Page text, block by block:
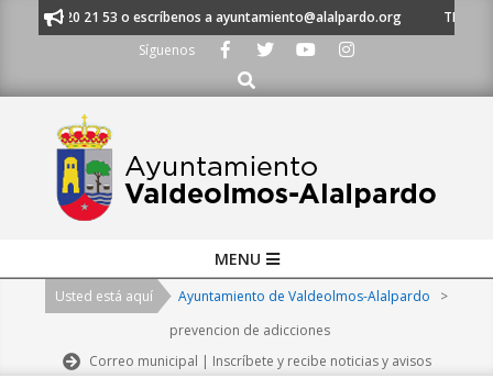
al 91 620 21 53 o escríbenos a ayuntamiento@alalpardo.org
TE
Síguenos
Buscar
Navigation
MENU
Usted está aquí Ayuntamiento de Valdeolmos-Alalpardo
>
prevencion de adicciones
Correo municipal | Inscríbete y recibe noticias y avisos